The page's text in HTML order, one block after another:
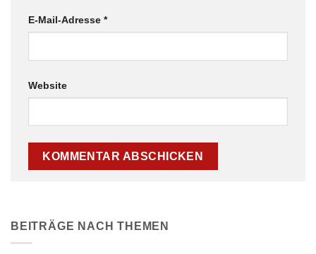
E-Mail-Adresse *
Website
BEITRÄGE NACH THEMEN